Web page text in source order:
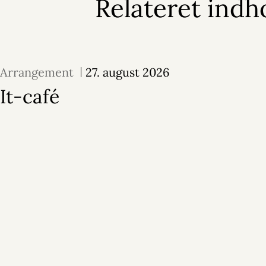
Relateret
Arrangement 27. august 2026
It-café